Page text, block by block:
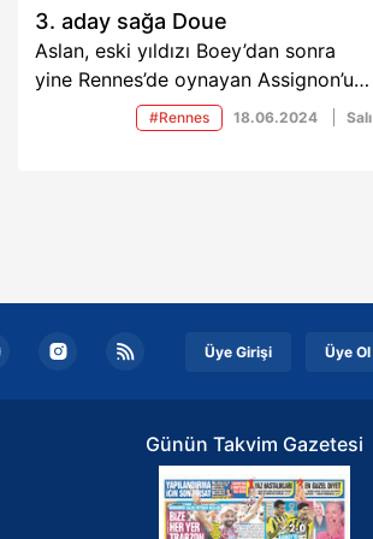
3. aday sağa Doue
Aslan, eski yıldızı Boey’dan sonra
yine Rennes’de oynayan Assignon’u
istemişti. Sarı- Kırmızılılar, bu kez
Fransız kulübünden Guela Doue’yi
#Rennes 18.06.2024 Salı
Üye Girişi Üye Ol
Günün Takvim Gazetesi